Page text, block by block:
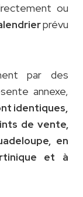
ou
prévu
par des
annexe,
identiques,
de vente,
en
et à